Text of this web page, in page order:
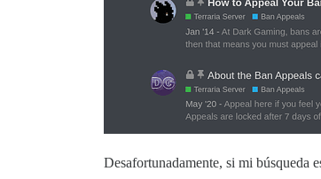
Desafortunadamente, si mi búsqueda